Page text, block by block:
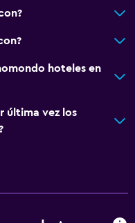
hoteles en
última vez los